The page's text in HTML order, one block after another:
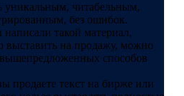
уникальным, читабельным,
без ошибок.
такой материал,
выставить на продажу, можно
способов
продаете текст на бирже или